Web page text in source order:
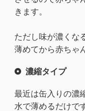
きます。
ただし味が濃くな
薄めてから赤ちゃ
濃縮タイプ
最近は缶入りの濃
水で薄めるだけで